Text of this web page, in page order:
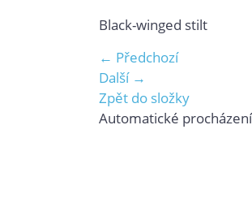
Black-winged stilt
← Předchozí
Další →
Zpět do složky
Automatické